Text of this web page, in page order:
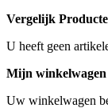
Vergelijk
U heeft geen
Mijn winkelwagen
Uw winkelwagen